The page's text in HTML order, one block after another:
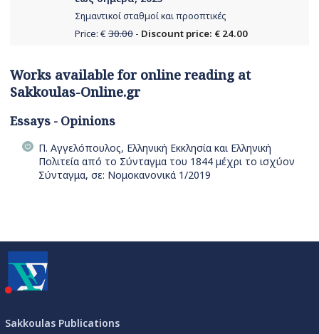
Σημαντικοί σταθμοί και προοπτικές
Price: € 30.00 - Discount price: € 24.00
Works available for online reading at
Sakkoulas-Online.gr
Essays - Opinions
Π. Αγγελόπουλος, Ελληνική Εκκλησία και Ελληνική
Πολιτεία από το Σύνταγμα του 1844 μέχρι το ισχύον
Σύνταγμα, σε: Νομοκανονικά 1/2019
Sakkoulas Publications